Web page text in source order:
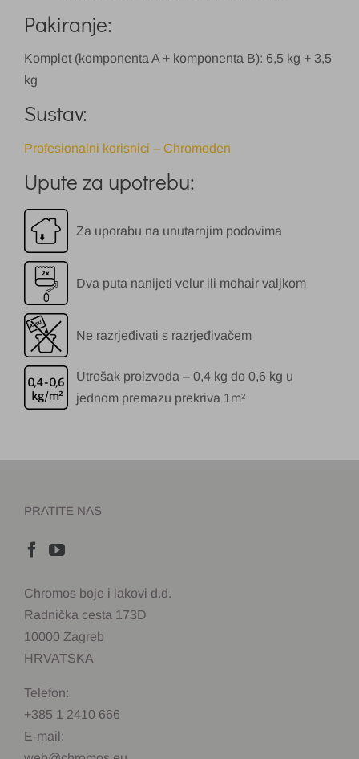
Pakiranje:
Komplet (komponenta A + komponenta B): 6,5 kg + 3,5
kg
Sustav:
Profesionalni korisnici – Chromoden
Upute za upotrebu:
Za uporabu na unutarnjim podovima
Dva puta nanijeti velur ili mohair valjkom
Ne razrjeđivati s razrjeđivačem
Utrošak proizvoda – 0,4 kg do 0,6 kg u
jednom premazu prekriva 1m²
PRATITE NAS
Chromos boje i lakovi d.d.
Radnička cesta 173D
10000 Zagreb
HRVATSKA
Telefon:
+385 1 2410 666
E-mail: